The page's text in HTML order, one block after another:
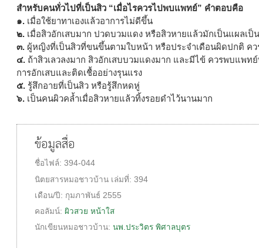
สำหรับคนทั่วไปที่เป็นสิว “เมื่อไรควรไปพบแพทย์” คำตอบคือ
๑. เมื่อใช้ยาทาเองแล้วอาการไม่ดีขึ้น
๒. เมื่อสิวอักเสบมาก ปวดบวมแดง หรือสิวหายแล้วมักเป็นแผลเป็น
๓. ผู้หญิงที่เป็นสิวที่ขนขึ้นตามใบหน้า หรือประจำเดือนผิดปกติ ค
๔. ถ้าสิวเลวลงมาก สิวอักเสบบวมแดงมาก และมีไข้ ควรพบแพท
การอักเสบและติดเชื้ออย่างรุนแรง
๕. รู้สึกอายที่เป็นสิว หรือรู้สึกหดหู่
๖. เป็นคนผิวคล้ำเมื่อสิวหายแล้วทิ้งรอยดำไว้นานมาก
ข้อมูลสื่อ
ชื่อไฟล์: 394-044
นิตยสารหมอชาวบ้าน เล่มที่: 394
เดือน/ปี: กุมภาพันธ์ 2555
คอลัมน์: ผิวสวย หน้าใส
นักเขียนหมอชาวบ้าน: นพ.ประวิตร พิศาลบุตร